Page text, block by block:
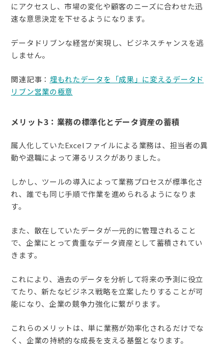
にアクセスし、市場の変化や顧客のニーズに合わせた迅
速な意思決定を下せるようになります。
データドリブンな経営が実現し、ビジネスチャンスを逃
しません。
関連記事： 埋もれたデータを「成果」に変えるデータド
リブン営業の極意
メリット3：業務の標準化とデータ資産の蓄積
属人化していたExcelファイルによる業務は、担当者の異
動や退職によって滞るリスクがありました。
しかし、ツールの導入によって業務プロセスが標準化さ
れ、誰でも同じ手順で作業を進められるようになりま
す。
また、散在していたデータが一元的に管理されること
で、企業にとって貴重なデータ資産として蓄積されてい
きます。
これにより、過去のデータを分析して将来の予測に役立
てたり、新たなビジネス戦略を立案したりすることが可
能になり、企業の競争力強化に繋がります。
これらのメリットは、単に業務が効率化されるだけでな
く、企業の持続的な成長を支える基盤となります。